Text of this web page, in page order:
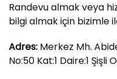
Randevu almak veya
bilgi almak için bizimle
Adres: Merkez Mh.
No:50 Kat:1 Daire:1 Şişli